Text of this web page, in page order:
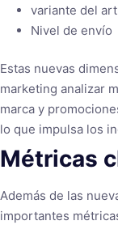
variante del
Nivel de envío
Estas nuevas
marketing analizar
marca y
lo que impulsa los
Métricas
Además de las
importantes